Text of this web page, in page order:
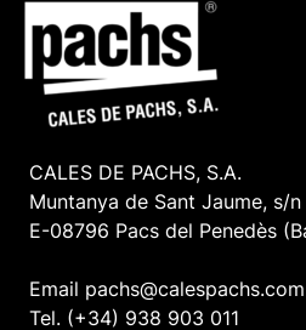
CALES DE PACHS, S.A.
Muntanya de Sant Jaume, s/n
E-08796 Pacs del Penedès
Email pachs@calespachs.com
Tel. (+34) 938 903 011